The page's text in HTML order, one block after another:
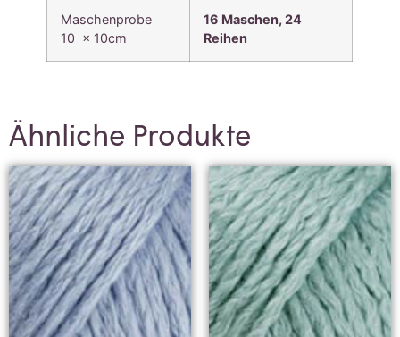
Maschenprobe
10 x 10cm
16 Maschen, 24
Reihen
Ähnliche Produkte